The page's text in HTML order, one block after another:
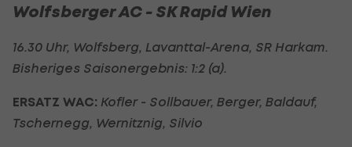
Wolfsberger AC - SK Rapid Wien
16.30 Uhr, Wolfsberg, Lavanttal-Arena, SR Harkam.
Bisheriges Saisonergebnis: 1:2 (a).
ERSATZ WAC: Kofler - Sollbauer, Berger, Baldauf,
Tschernegg, Wernitznig, Silvio